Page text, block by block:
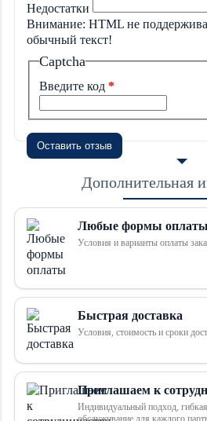
Недостатки
Внимание: HTML не
обычный текст!
Captcha
Введите код
Оставить отзыв
Дополнительная
Любые формы оплаты
Условия и варианты оплаты
Быстрая доставка
Условия, стоимость и сроки
Приглашаем к
Индивидуальный подход,